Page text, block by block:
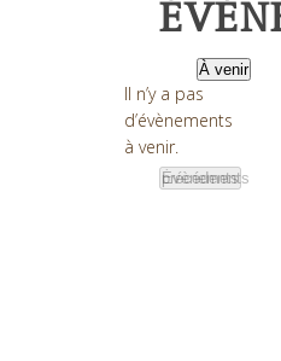
Notice
Il n’y a pas
d’évènements
à venir.
À venir
une
Évènements
précédents